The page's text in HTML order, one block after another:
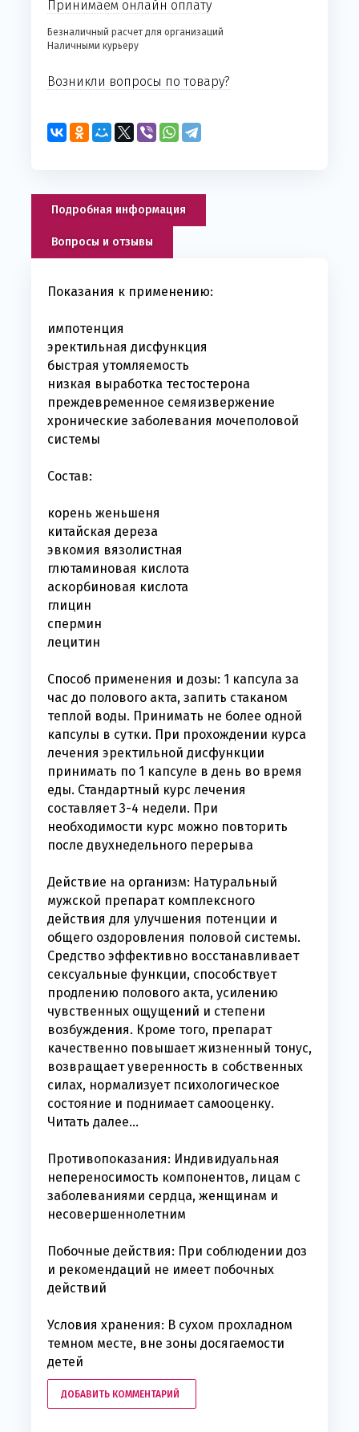
Принимаем онлайн оплату
Безналичный расчет для организаций
Наличными курьеру
Возникли вопросы по товару?
Подробная информация
Вопросы и отзывы
Показания к применению:
импотенция
эректильная дисфункция
быстрая утомляемость
низкая выработка тестостерона
преждевременное семяизвержение
хронические заболевания мочеполовой
системы
Состав:
корень женьшеня
китайская дереза
эвкомия вязолистная
глютаминовая кислота
аскорбиновая кислота
глицин
спермин
лецитин
Способ применения и дозы: 1 капсула за
час до полового акта, запить стаканом
теплой воды. Принимать не более одной
капсулы в сутки. При прохождении курса
лечения эректильной дисфункции
принимать по 1 капсуле в день во время
еды. Стандартный курс лечения
составляет 3-4 недели. При
необходимости курс можно повторить
после двухнедельного перерыва
Действие на организм: Натуральный
мужской препарат комплексного
действия для улучшения потенции и
общего оздоровления половой системы.
Средство эффективно восстанавливает
сексуальные функции, способствует
продлению полового акта, усилению
чувственных ощущений и степени
возбуждения. Кроме того, препарат
качественно повышает жизненный тонус,
возвращает уверенность в собственных
силах, нормализует психологическое
состояние и поднимает самооценку.
Читать далее...
Противопоказания: Индивидуальная
непереносимость компонентов, лицам с
заболеваниями сердца, женщинам и
несовершеннолетним
Побочные действия: При соблюдении доз
и рекомендаций не имеет побочных
действий
Условия хранения: В сухом прохладном
темном месте, вне зоны досягаемости
детей
ДОБАВИТЬ КОММЕНТАРИЙ